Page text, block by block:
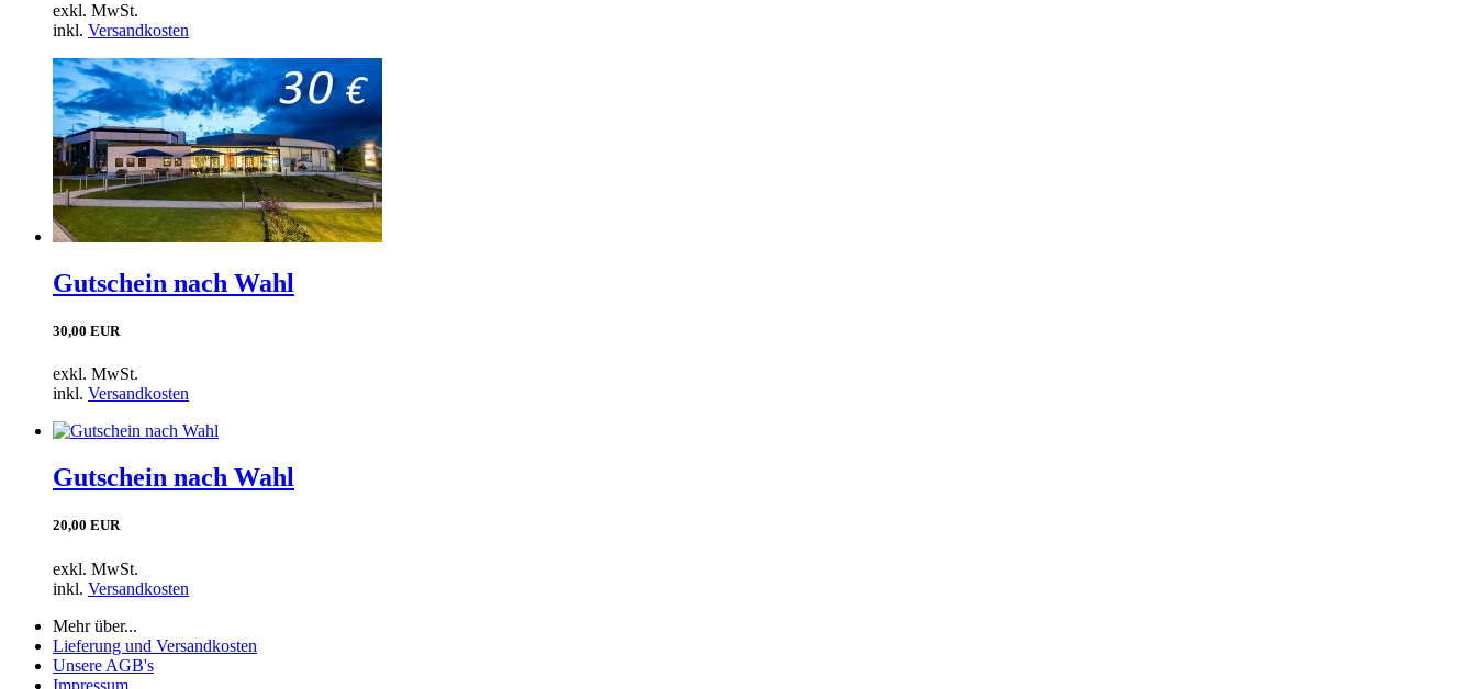
exkl. MwSt.
inkl. Versandkosten
Gutschein nach Wahl
30,00 EUR
exkl. MwSt.
inkl. Versandkosten
Gutschein nach Wahl
20,00 EUR
exkl. MwSt.
inkl. Versandkosten
Mehr über...
Lieferung und Versandkosten
Unsere AGB's
Impressum